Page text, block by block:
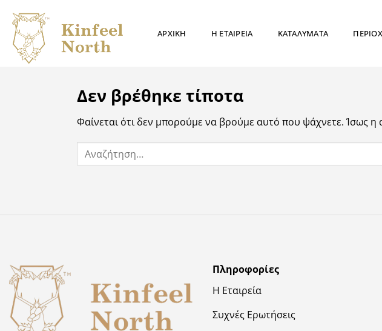
στο
περιεχόμενο
ΑΡΧΙΚΗ Η ΕΤΑΙΡΕΙΑ ΚΑΤΑΛΥΜΑΤΑ
Δεν βρέθηκε τίποτα
Φαίνεται ότι δεν μπορούμε να βρούμε αυτό που ψάχνετε. Ίσως η
Πληροφορίες
Η Εταιρεία
Συχνές Ερωτήσεις